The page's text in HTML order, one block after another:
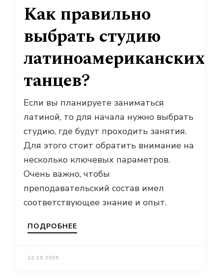
Как правильно
выбрать студию
латиноамериканских
танцев?
Если вы планируете заниматься
латиной, то для начала нужно выбрать
студию, где будут проходить занятия.
Для этого стоит обратить внимание на
несколько ключевых параметров.
Очень важно, чтобы
преподавательский состав имел
соответствующее знание и опыт.
ПОДРОБНЕЕ
22.10.2025